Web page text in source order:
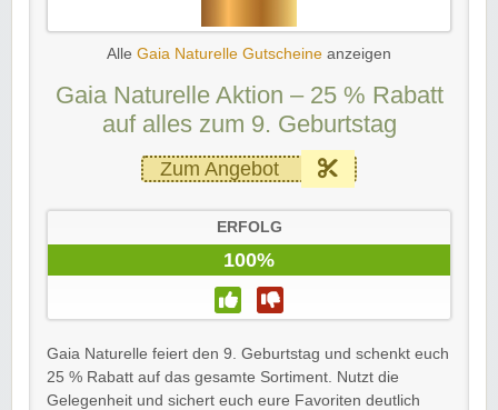
Alle Gaia Naturelle Gutscheine anzeigen
Gaia Naturelle Aktion – 25 % Rabatt
auf alles zum 9. Geburtstag
Zum Angebot
ERFOLG
100%
Gaia Naturelle feiert den 9. Geburtstag und schenkt euch
25 % Rabatt auf das gesamte Sortiment. Nutzt die
Gelegenheit und sichert euch eure Favoriten deutlich